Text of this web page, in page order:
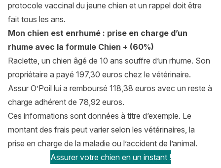
protocole vaccinal du jeune chien et un rappel doit être
fait tous les ans.
Mon chien est enrhumé : prise en charge d’un
rhume avec la formule Chien + (60%)
Raclette, un chien âgé de 10 ans souffre d’un rhume. Son
propriétaire a payé 197,30 euros chez le vétérinaire.
Assur O’Poil lui a remboursé 118,38 euros avec un reste à
charge adhérent de 78,92 euros.
Ces informations sont données à titre d’exemple. Le
montant des frais peut varier selon les vétérinaires, la
prise en charge de la maladie ou l’accident de l’animal.
Assurer votre chien en un instant !